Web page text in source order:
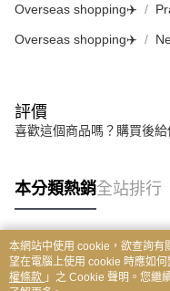
Overseas shopping✈️
Overseas shopping✈️
評價
喜歡這個商品嗎？購買後
本分類熱銷全站排行
熱門標籤
本網站中使用 cookie，欲查詢有
望在電腦上使用 cookie 時應如
權條款 」之 Cookie 聲明。您繼